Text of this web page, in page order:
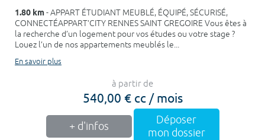
1.80 km- APPART ÉTUDIANT MEUBLÉ, ÉQUIPÉ, SÉCURISÉ,
CONNECTÉAPPART’CITY RENNES SAINT GREGOIRE Vous êtes à
la recherche d’un logement pour vos études ou votre stage ?
Louez l’un de nos appartements meublés le...
En savoir plus
à partir de
540,00 € cc / mois
+ d'infos
Déposer
mon dossier